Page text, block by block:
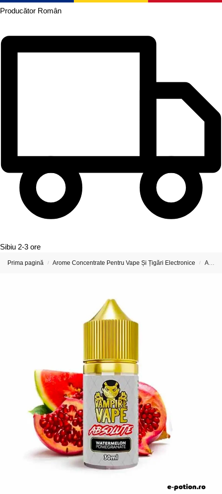
Producător Român
Sibiu 2-3 ore
Prima pagină / Arome Concentrate Pentru Vape Și Țigări Electronice / Arome Concentrate Vampire Vape